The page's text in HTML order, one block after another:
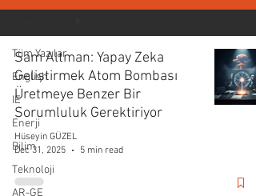
Tüm Yazılar
English
IE
Enerji
Bilim
Teknoloji
AR-GE
Sam Altman: Yapay Zeka
Geliştirmek Atom Bombası
Üretmeye Benzer Bir
Sorumluluk Gerektiriyor
Hüseyin GÜZEL
Dec 31, 2025
5 min read